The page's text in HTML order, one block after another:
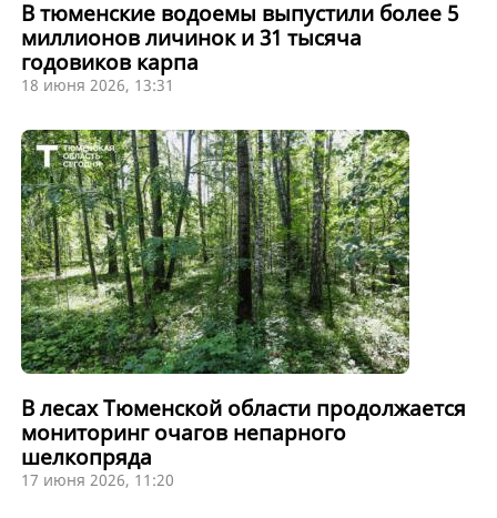
В тюменские водоемы выпустили более 5
миллионов личинок и 31 тысяча
годовиков карпа
18 июня 2026, 13:31
В лесах Тюменской области продолжается
мониторинг очагов непарного
шелкопряда
17 июня 2026, 11:20